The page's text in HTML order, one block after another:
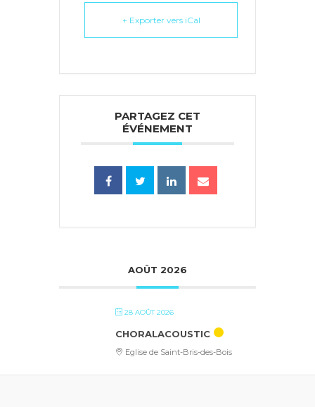
+ Exporter vers iCal
PARTAGEZ CET
ÉVÉNEMENT
AOÛT 2026
28 AOÛT 2026
CHORALACOUSTIC
Eglise de Saint-Bris-des-Bois